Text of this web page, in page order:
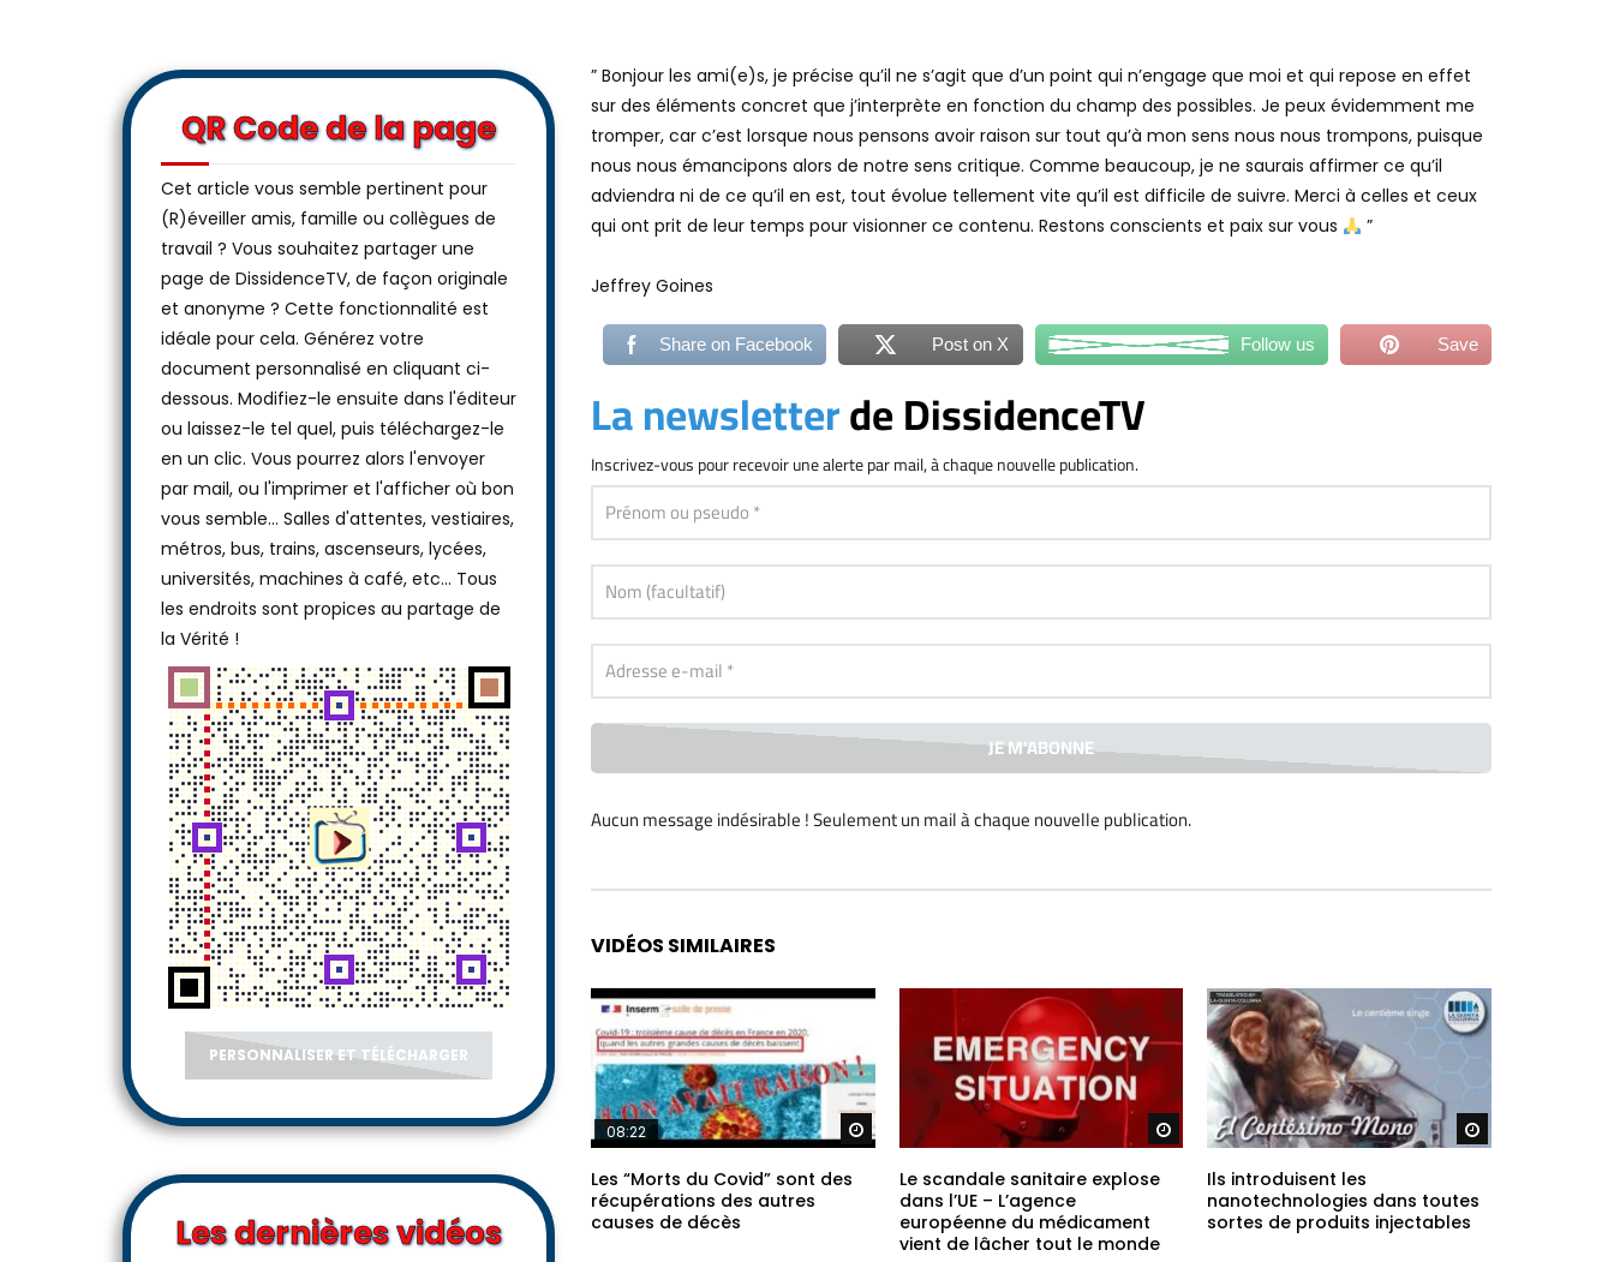
” Bonjour les ami(e)s, je précise qu’il ne s’agit que d’un point qui n’engage que moi et qui repose en effet
sur des éléments concret que j’interprète en fonction du champ des possibles. Je peux évidemment me
tromper, car c’est lorsque nous pensons avoir raison sur tout qu’à mon sens nous nous trompons, puisque
nous nous émancipons alors de notre sens critique. Comme beaucoup, je ne saurais affirmer ce qu’il
adviendra ni de ce qu’il en est, tout évolue tellement vite qu’il est difficile de suivre. Merci à celles et ceux
qui ont prit de leur temps pour visionner ce contenu. Restons conscients et paix sur vous
”
Jeffrey Goines
Share on Facebook Post on X Follow us Save
La newsletterde DissidenceTV
Inscrivez-vouspour recevoir une alerte par mail, à chaque nouvelle publication.
Aucun message indésirable ! Seulement un mail à chaquenouvelle publication.
VIDÉOS SIMILAIRES
Regarder plus tard
08:22
Les “Morts du Covid” sont des
récupérations des autres
causes de décès
Regarder plus tard
Le scandale sanitaire explose
dans l’UE – L’agence
européenne du médicament
vient de lâcher tout le monde
Ils introduisent les
nanotechnologies dans toutes
sortes de produits injectables
QR Code de la page
Cet article vous semble pertinent pour
(R)éveiller amis, famille ou collègues de
travail ? Vous souhaitez partager une
page de DissidenceTV, de façon originale
et anonyme ? Cette fonctionnalité est
idéale pour cela. Générez votre
document personnalisé en cliquant ci-
dessous. Modifiez-le ensuite dans l'éditeur
ou laissez-le tel quel, puis téléchargez-le
en un clic. Vous pourrez alors l'envoyer
par mail, ou l'imprimer et l'afficher où bon
vous semble… Salles d'attentes, vestiaires,
métros, bus, trains, ascenseurs, lycées,
universités, machines à café, etc... Tous
les endroits sont propices au partage de
la Vérité !
PERSONNALISER ET TÉLÉCHARGER
Les dernières vidéos